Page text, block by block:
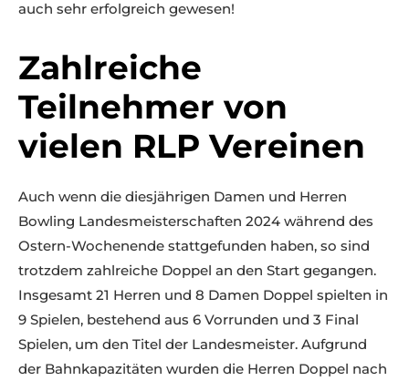
auch sehr erfolgreich gewesen!
Zahlreiche
Teilnehmer von
vielen RLP Vereinen
Auch wenn die diesjährigen Damen und Herren
Bowling Landesmeisterschaften 2024 während des
Ostern-Wochenende stattgefunden haben, so sind
trotzdem zahlreiche Doppel an den Start gegangen.
Insgesamt 21 Herren und 8 Damen Doppel spielten in
9 Spielen, bestehend aus 6 Vorrunden und 3 Final
Spielen, um den Titel der Landesmeister. Aufgrund
der Bahnkapazitäten wurden die Herren Doppel nach